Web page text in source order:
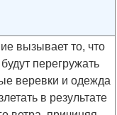
вызывает то, что
перегружать
веревки и одежда
в результате